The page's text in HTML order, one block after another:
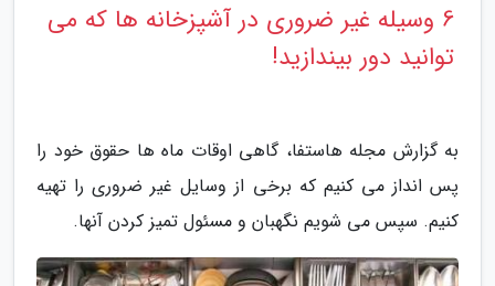
6 وسیله غیر ضروری در آشپزخانه ها که می
توانید دور بیندازید!
به گزارش مجله هاستفا، گاهی اوقات ماه ها حقوق خود را
پس انداز می کنیم که برخی از وسایل غیر ضروری را تهیه
کنیم. سپس می شویم نگهبان و مسئول تمیز کردن آنها.